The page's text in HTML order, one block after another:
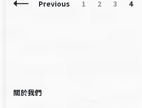
Posts
Previous Page
1 Page
2 Page
3 Page
4
關於我們